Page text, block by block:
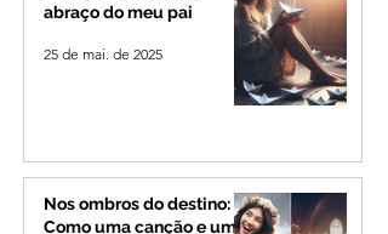
abraço do meu pai
25 de mai. de 2025
Nos ombros do destino:
Como uma canção e um